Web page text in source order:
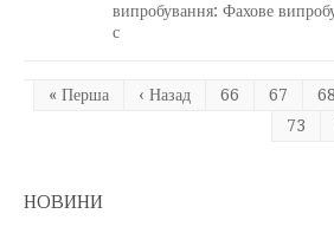
випробування: Фахове
с
« Перша ‹ Назад 66 67 68
73
НОВИНИ